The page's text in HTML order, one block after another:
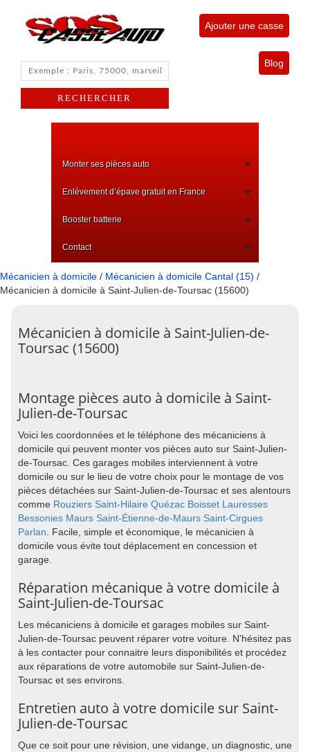
Ajouter une casse
Blog
Monter ses pièces auto
Enlèvement d’épave gratuit en France
Booster batterie
Contact
Mécanicien à domicile / Mécanicien à domicile Cantal (15) /
Mécanicien à domicile à Saint-Julien-de-Toursac (15600)
Mécanicien à domicile à Saint-Julien-de-
Toursac (15600)
Montage pièces auto à domicile à Saint-
Julien-de-Toursac
Voici les coordonnées et le téléphone des mécaniciens à
domicile qui peuvent monter vos pièces auto sur Saint-Julien-
de-Toursac. Ces garages mobiles interviennent à votre
domicile ou sur le lieu de votre choix pour le montage de vos
pièces détachées sur Saint-Julien-de-Toursac et ses alentours
comme Rouziers Saint-Hilaire Quézac Boisset Lauresses
Bessonies Maurs Saint-Étienne-de-Maurs Saint-Cirgues
Parlan. Facile, simple et économique, le mécanicien à
domicile vous évite tout déplacement en concession et
garage.
Réparation mécanique à votre domicile à
Saint-Julien-de-Toursac
Les mécaniciens à domicile et garages mobiles sur Saint-
Julien-de-Toursac peuvent réparer votre voiture. N'hésitez pas
à les contacter pour connaitre leurs disponibilités et procédez
aux réparations de votre automobile sur Saint-Julien-de-
Toursac et ses environs.
Entretien auto à votre domicile sur Saint-
Julien-de-Toursac
Que ce soit pour une révision, une vidange, un diagnostic, une